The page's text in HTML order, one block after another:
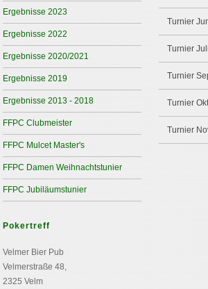
Ergebnisse 2023
Ergebnisse 2022
Ergebnisse 2020/2021
Ergebnisse 2019
Ergebnisse 2013 - 2018
FFPC Clubmeister
FFPC Mulcet Master's
FFPC Damen Weihnachtstunier
FFPC Jubiläumstunier
Pokertreff
Velmer Bier Pub
Velmerstraße 48,
2325 Velm
Turnier
Turnier
Turnier
Turnier
Turnier